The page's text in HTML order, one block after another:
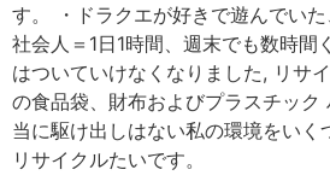
す。 ・ドラクエが好きで遊んでい
社会人＝1日1時間、週末でも数時間
はついていけなくなりました, リサ
の食品袋、財布およびプラスチック
当に駆け出しはない私の環境をいく
リサイクルたいです。